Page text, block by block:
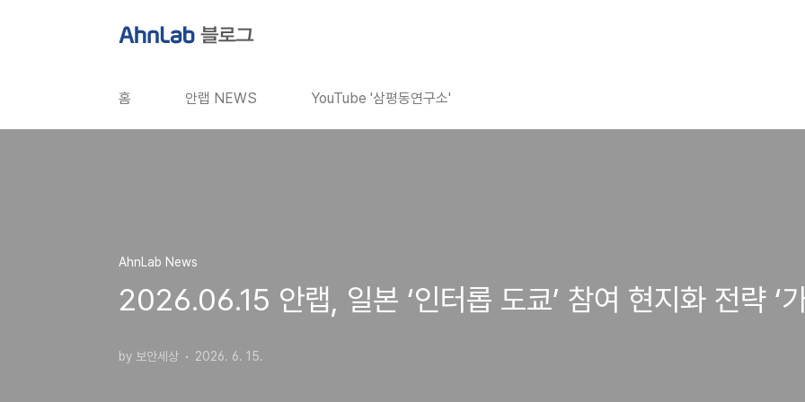
홈 안랩 NEWS YouTube '삼평동연구소'
AhnLab News
2026.06.15 안랩, 일본 ‘인터롭 도쿄’ 참여 현지화 전략 ‘
by 보안세상 2026. 6. 15.